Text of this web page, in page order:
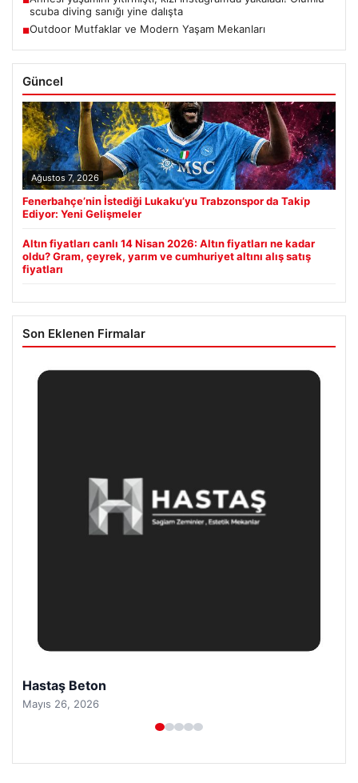
scuba diving sanığı yine dalışta
■Outdoor Mutfaklar ve Modern Yaşam Mekanları
Güncel
Ağustos 7, 2026
Fenerbahçe’nin İstediği Lukaku’yu Trabzonspor da Takip
Ediyor: Yeni Gelişmeler
Altın fiyatları canlı 14 Nisan 2026: Altın fiyatları ne kadar
oldu? Gram, çeyrek, yarım ve cumhuriyet altını alış satış
fiyatları
Son Eklenen Firmalar
Hastaş Beton
Mayıs 26, 2026